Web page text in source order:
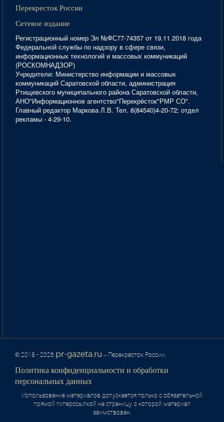
Перекресток России
Сетевое издание
Регистрационный номер Эл №ФС77-74357 от 19.11.2018 года
Федеральной службы по надзору в сфере связи,
информационных технологий и массовых коммуникаций
(РОСКОМНАДЗОР)
Учредители: Министерство информации и массовых
коммуникаций Саратовской области, администрация
Ртищевского муниципального района Саратовской области,
АНО"Информационное агентство"Перекрёсток"РМР СО".
Главный редактор Маркова Л.В. Тел. 8(84540)4-20-72; отдел
рекламы - 4-29-10.
© 2018 - 2026 pr-gazeta.ru – Перекресток России.
Политика конфиденциальности и обработки
персональных данных
Использование материалов допускается только с обязательной
прямой гиперссылкой на страницу, с которой материал
заимствован.